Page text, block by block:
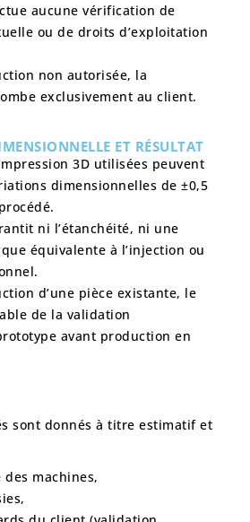
aucune vérification de
ou de droits d’exploitation
non autorisée, la
exclusivement au client.
ET RÉSULTAT
3D utilisées peuvent
dimensionnelles de ±0,5
ni l’étanchéité, ni une
équivalente à l’injection ou
d’une pièce existante, le
de la validation
avant production en
sont donnés à titre estimatif et
machines,